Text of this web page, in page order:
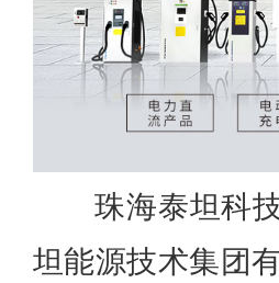
珠海泰坦科
坦能源技术集团